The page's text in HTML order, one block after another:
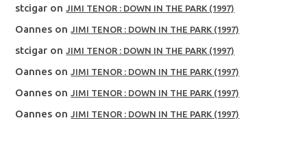
stcigar onJIMI TENOR : DOWN IN THE PARK (1997)
Oannes onJIMI TENOR : DOWN IN THE PARK (1997)
stcigar onJIMI TENOR : DOWN IN THE PARK (1997)
Oannes onJIMI TENOR : DOWN IN THE PARK (1997)
Oannes onJIMI TENOR : DOWN IN THE PARK (1997)
Oannes onJIMI TENOR : DOWN IN THE PARK (1997)